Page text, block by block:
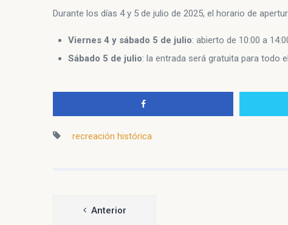
Durante los días 4 y 5 de julio de 2025, el horario de
Viernes 4 y sábado 5 de julio: abierto de 10:00 a
Sábado 5 de julio: la entrada será gratuita para todo
recreación histórica
Navegación
Anterior